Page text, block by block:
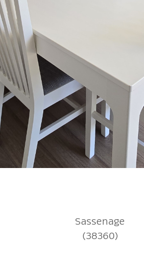
Sassenage
(38360)